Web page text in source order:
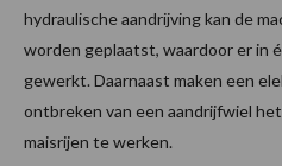
hydraulische aandrijving kan de
worden geplaatst, waardoor er in
gewerkt. Daarnaast maken een
ontbreken van een aandrijfwiel
maisrijen te werken.